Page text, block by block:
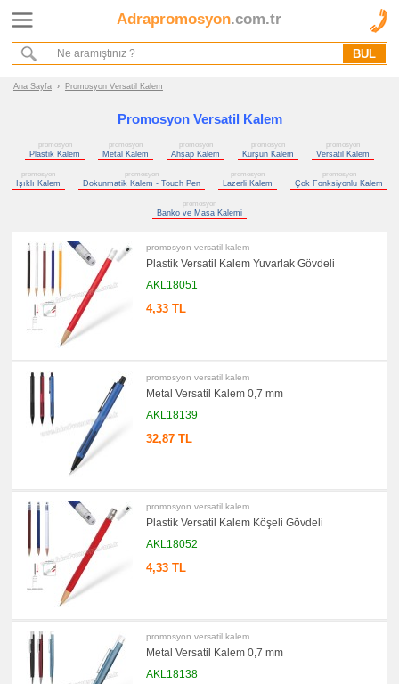
Adrapromosyon.com.tr
Ana Sayfa › Promosyon Versatil Kalem
Promosyon Versatil Kalem
promosyon
Plastik Kalem
promosyon
Metal Kalem
promosyon
Ahşap Kalem
promosyon
Kurşun Kalem
promosyon
Versatil Kalem
promosyon
Işıklı Kalem
promosyon
Dokunmatik Kalem - Touch Pen
promosyon
Lazerli Kalem
promosyon
Çok Fonksiyonlu Kalem
promosyon
Banko ve Masa Kalemi
promosyon versatil kalem
Plastik Versatil Kalem Yuvarlak Gövdeli
AKL18051
4,33 TL
promosyon versatil kalem
Metal Versatil Kalem 0,7 mm
AKL18139
32,87 TL
promosyon versatil kalem
Plastik Versatil Kalem Köşeli Gövdeli
AKL18052
4,33 TL
promosyon versatil kalem
Metal Versatil Kalem 0,7 mm
AKL18138
Ana Sayfa
Hakkımızda
Kurumsal Hizmet Akışımız
Promosyon
Ürünleri
Plastik
Kalem
promosyon
Metal
Kalem
promosyon
Ahşap
Kalem
Kurşun
Versatil
Kalem
promosyon
Işıklı
Kalem
Dokunmatik
Kalem
promosyon
Lazerli
Kalem
Banko